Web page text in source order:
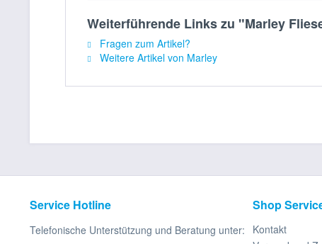
Weiterführende Links zu "Marley
Fragen zum Artikel?
Weitere Artikel von Marley
Service Hotline
Telefonische Unterstützung und Beratung unter:
Shop
Kontakt